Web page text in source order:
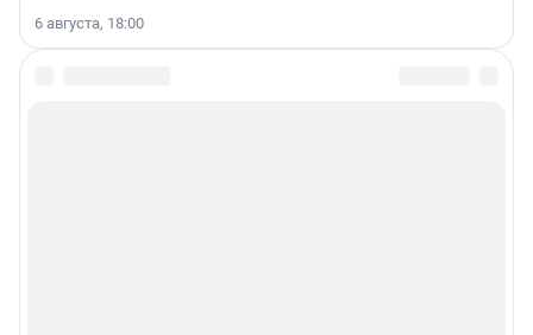
6 августа, 18:00